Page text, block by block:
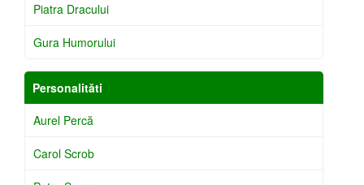
Piatra Dracului
Gura Humorului
Personalităti
Aurel Percă
Carol Scrob